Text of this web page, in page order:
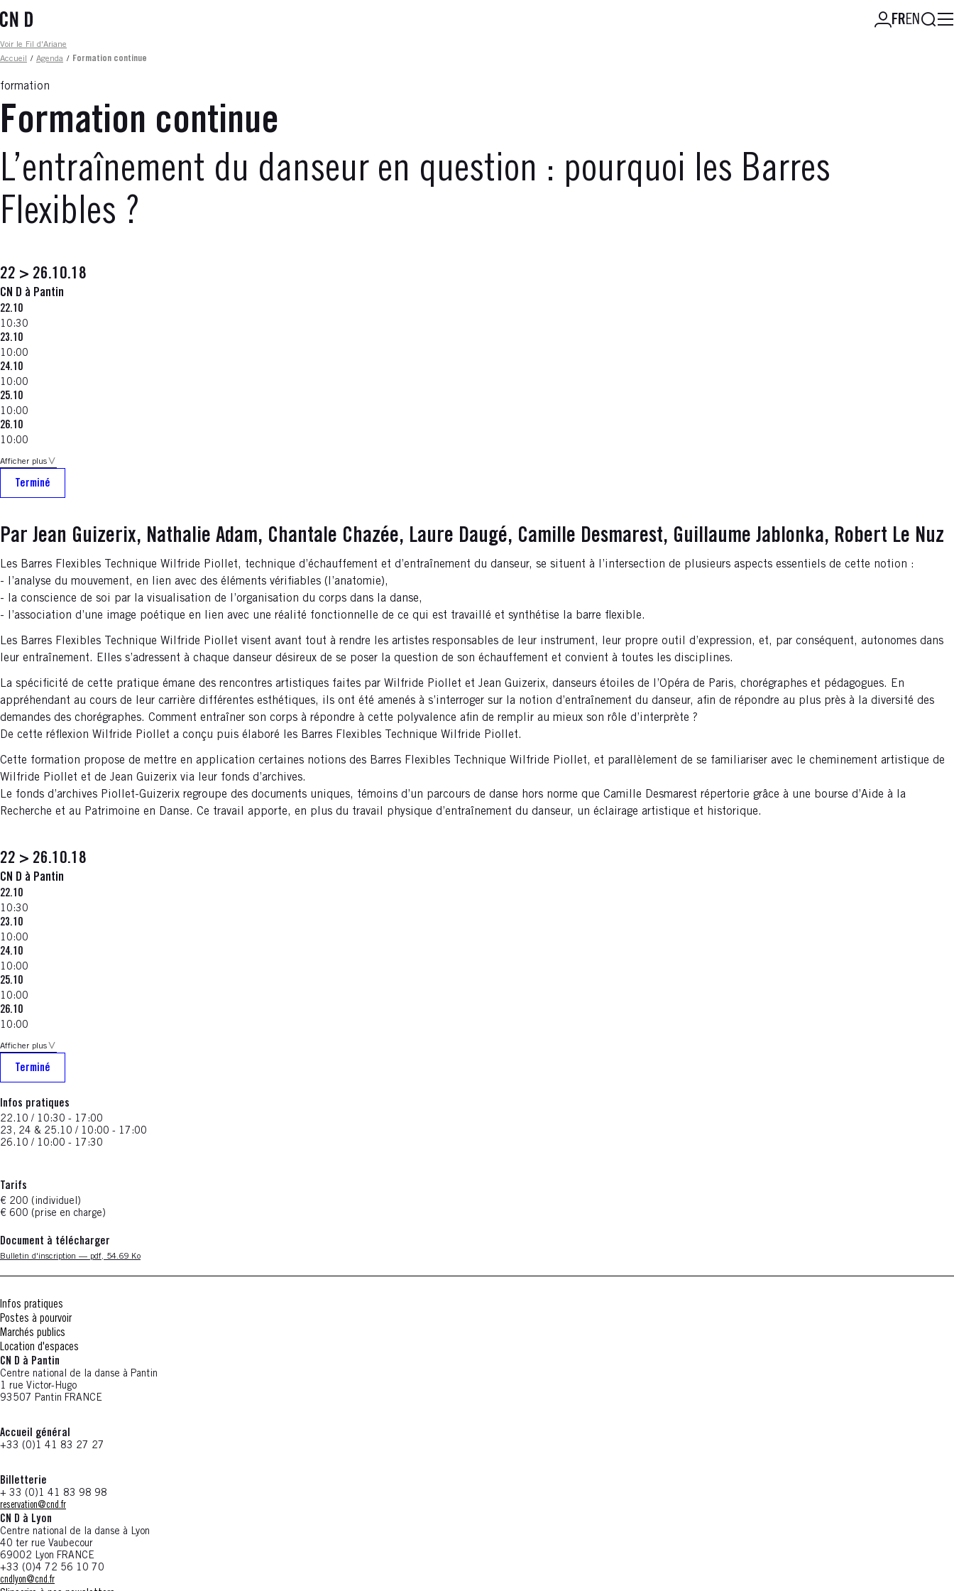
au
principal
FREN
Fil d'ariane
Voir le Fil d'Ariane
Accueil
/ Agenda / Formation continue
formation
Formation continue
L’entraînement du danseur en question : pourquoi les Barres
Flexibles ?
22 > 26.10.18
CN D à Pantin
22.10
10:30
23.10
10:00
24.10
10:00
25.10
10:00
26.10
10:00
Afficher plus
Terminé
Par Jean Guizerix, Nathalie Adam, Chantale Chazée, Laure Daugé, Camille Desmarest, Guillaume Jablonka, Robert Le Nuz
Les Barres Flexibles Technique Wilfride Piollet, technique d’échauffement et d’entraînement du danseur, se situent à l’intersection de plusieurs aspects essentiels de cette notion :
- l’analyse du mouvement, en lien avec des éléments vérifiables (l’anatomie),
- la conscience de soi par la visualisation de l’organisation du corps dans la danse,
- l’association d’une image poétique en lien avec une réalité fonctionnelle de ce qui est travaillé et synthétise la barre flexible.
Les Barres Flexibles Technique Wilfride Piollet visent avant tout à rendre les artistes responsables de leur instrument, leur propre outil d’expression, et, par conséquent, autonomes dans
leur entraînement. Elles s’adressent à chaque danseur désireux de se poser la question de son échauffement et convient à toutes les disciplines.
La spécificité de cette pratique émane des rencontres artistiques faites par Wilfride Piollet et Jean Guizerix, danseurs étoiles de l’Opéra de Paris, chorégraphes et pédagogues. En
appréhendant au cours de leur carrière différentes esthétiques, ils ont été amenés à s’interroger sur la notion d’entraînement du danseur, afin de répondre au plus près à la diversité des
demandes des chorégraphes. Comment entraîner son corps à répondre à cette polyvalence afin de remplir au mieux son rôle d’interprète ?
De cette réflexion Wilfride Piollet a conçu puis élaboré les Barres Flexibles Technique Wilfride Piollet.
Cette formation propose de mettre en application certaines notions des Barres Flexibles Technique Wilfride Piollet, et parallèlement de se familiariser avec le cheminement artistique de
Wilfride Piollet et de Jean Guizerix via leur fonds d’archives.
Le fonds d’archives Piollet-Guizerix regroupe des documents uniques, témoins d’un parcours de danse hors norme que Camille Desmarest répertorie grâce à une bourse d’Aide à la
Recherche et au Patrimoine en Danse. Ce travail apporte, en plus du travail physique d’entraînement du danseur, un éclairage artistique et historique.
22 > 26.10.18
CN D à Pantin
22.10
10:30
23.10
10:00
24.10
10:00
25.10
10:00
26.10
10:00
Afficher plus
Terminé
Infos pratiques
22.10 / 10:30 - 17:00
23, 24 & 25.10 / 10:00 - 17:00
26.10 / 10:00 - 17:30
Tarifs
€ 200 (individuel)
€ 600 (prise en charge)
Document à télécharger
Nouvelle fenêtre
Bulletin d'inscription — pdf, 54.69 Ko
Infos pratiques
Postes à pourvoir
Marchés publics
Location d'espaces
CN D à Pantin
Centre national de la danse à Pantin
1 rue Victor-Hugo
93507 Pantin FRANCE
Accueil général
+33 (0)1 41 83 27 27
Billetterie
+ 33 (0)1 41 83 98 98
reservation@cnd.fr
CN D à Lyon
Centre national de la danse à Lyon
40 ter rue Vaubecour
69002 Lyon FRANCE
+33 (0)4 72 56 10 70
cndlyon@cnd.fr